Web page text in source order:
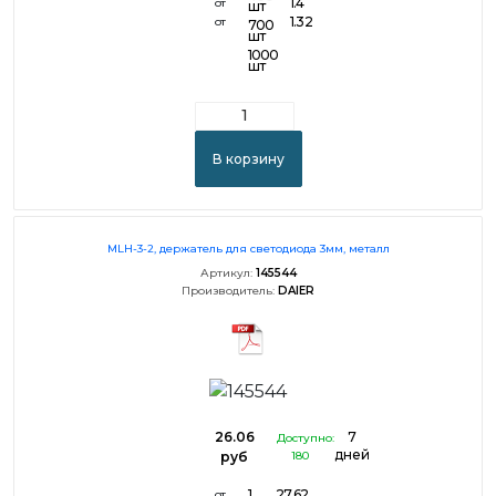
от
шт
700
шт
1000
шт
1.32
В корзину
MLH-3-2, держатель для светодиода 3мм, металл
Артикул: 145544
Производитель: DAIER
26.06
руб
Доступно:
180
7
дней